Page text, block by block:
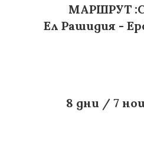
МАРШРУТ
Ел Рашидия -
8 дни / 7